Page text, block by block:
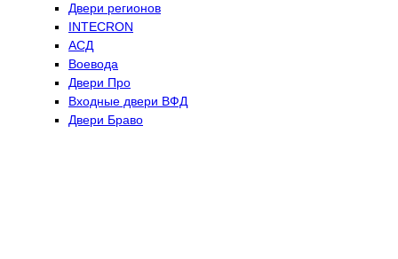
Двери регионов
INTECRON
АСД
Воевода
Двери Про
Входные двери ВФД
Двери Браво